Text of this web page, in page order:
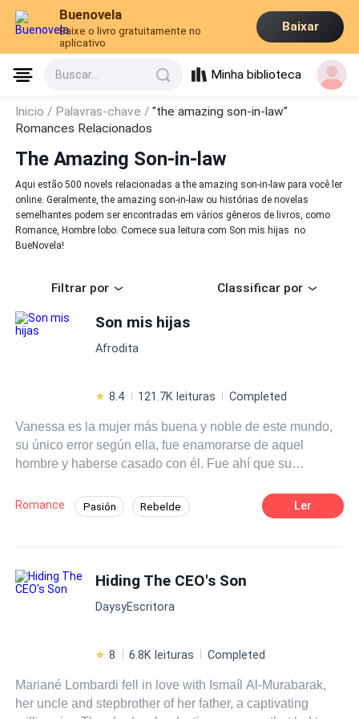
Buenovela
Baixe o livro gratuitamente no
aplicativo
Baixar
Buscar... Minha biblioteca
Inicio / Palavras-chave /"the amazing son-in-law"
Romances Relacionados
The Amazing Son-in-law
Aqui estão 500 novels relacionadas a the amazing son-in-law para você ler
online. Geralmente, the amazing son-in-law ou histórias de novelas
semelhantes podem ser encontradas em vários gêneros de livros, como
Romance, Hombre lobo. Comece sua leitura com Son mis hijas no
BueNovela!
Filtrar por Classificar por
Son mis hijas
Afrodita
8.4 121.7K leituras Completed
Vanessa es la mujer más buena y noble de este mundo,
su único error según ella, fue enamorarse de aquel
hombre y haberse casado con él. Fue ahí que su
peor trampa de su vida. Ahora su dulce corazón
solamente tienen espacio para el rencor y para amar a
frente otra vez? ¿Realmente habrá sido el destino quien
lo hizo? Nuevas heridas y secretos saldrán a la luz,
haciendo que aquel hombre que un día lastimó el
sufrirás sin límites. Ni siquiera sus lágrimas serán
hará hasta lo importante por recuperar lo que una vez
perdió por ser ciego.
Romance Pasión Rebelde
POV en primera persona Venganza
Ler
Hiding The CEO's Son
DaysyEscritora
8 6.8K leituras Completed
Mariané Lombardi fell in love with Ismaíl Al-Murabarak,
her uncle and stepbrother of her father, a captivating